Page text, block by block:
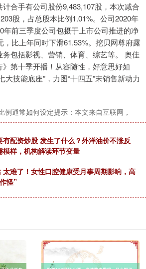
合手有公司股份9,483,107股，本次减合
股，占总股本比例1.01%。公司2020年
年前三季度公司包摄于上市公司推进的净
，比上年同时下滑61.53%。挖贝网尊府露
包括影视、营销、体育、综艺等。 奥佳
第十季开播！从容随性，好意思好如
大技能底座”，力图“十四五”末销售新动力
例通常如何设定提示：本文来自互联网，
有配资炒股 发生了什么？外洋油价不涨反
模样，机构解读环节变量
太难了！女性口腔健康受月事周期影响，高
怪”